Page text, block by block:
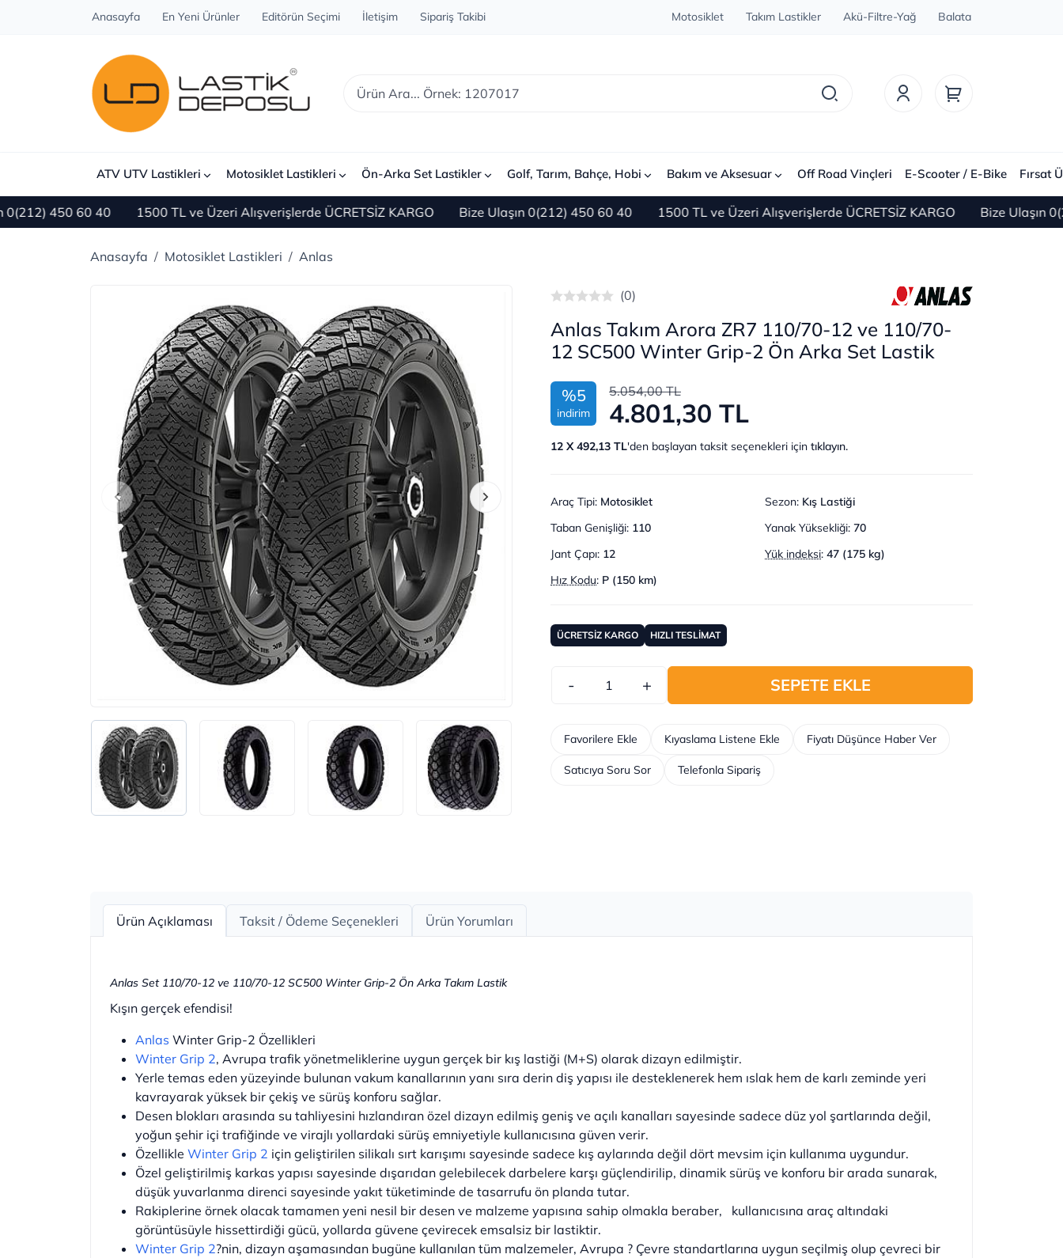
Anasayfa En Yeni Ürünler Editörün Seçimi İletişim Sipariş Takibi Motosiklet Takım Lastikler Akü-Filtre-Yağ Balata
ATV UTV Lastikleri Motosiklet Lastikleri Ön-Arka Set Lastikler Golf, Tarım, Bahçe, Hobi Bakım ve Aksesuar Off Road Vinçleri E-Scooter / E-Bike Fırsat
60 40 1500 TL ve Üzeri Alışverişlerde ÜCRETSİZ KARGO Bize Ulaşın 0(212) 450 60 40 1500 TL ve Üzeri Alışverişlerde ÜCRETSİZ KARGO Bize Ulaşın 0(212)
Anasayfa Motosiklet Lastikleri Anlas
(0)
Anlas Takım Arora ZR7 110/70-12 ve 110/70-
12 SC500 Winter Grip-2 Ön Arka Set Lastik
%5
indirim
5.054,00 TL
4.801,30 TL
12 X 492,13 TL'den başlayan taksit seçenekleri için tıklayın.
Araç Tipi: Motosiklet Sezon: Kış Lastiği
Taban Genişliği: 110 Yanak Yüksekliği: 70
Jant Çapı: 12 Yük indeksi: 47 (175 kg)
Hız Kodu: P (150 km)
ÜCRETSİZ KARGO HIZLI TESLİMAT
- + SEPETE EKLE
Telefonla Sipariş
Kıyaslama Listene Ekle
Favorilere Ekle Fiyatı Düşünce Haber Ver
Satıcıya Soru Sor
Ürün Açıklaması Taksit / Ödeme Seçenekleri Ürün Yorumları
Anlas Set 110/70-12 ve 110/70-12 SC500 Winter Grip-2 Ön Arka Takım Lastik
Kışın gerçek efendisi!
Anlas Winter Grip-2 Özellikleri
Winter Grip 2, Avrupa trafik yönetmeliklerine uygun gerçek bir kış lastiği (M+S) olarak dizayn edilmiştir.
Yerle temas eden yüzeyinde bulunan vakum kanallarının yanı sıra derin diş yapısı ile desteklenerek hem ıslak hem de karlı zeminde yeri
kavrayarak yüksek bir çekiş ve sürüş konforu sağlar.
Desen blokları arasında su tahliyesini hızlandıran özel dizayn edilmiş geniş ve açılı kanalları sayesinde sadece düz yol şartlarında değil,
yoğun şehir içi trafiğinde ve virajlı yollardaki sürüş emniyetiyle kullanıcısına güven verir.
Özellikle Winter Grip 2 için geliştirilen silikalı sırt karışımı sayesinde sadece kış aylarında değil dört mevsim için kullanıma uygundur.
Özel geliştirilmiş karkas yapısı sayesinde dışarıdan gelebilecek darbelere karşı güçlendirilip, dinamik sürüş ve konforu bir arada sunarak,
düşük yuvarlanma direnci sayesinde yakıt tüketiminde de tasarrufu ön planda tutar.
Rakiplerine örnek olacak tamamen yeni nesil bir desen ve malzeme yapısına sahip olmakla beraber, kullanıcısına araç altındaki
görüntüsüyle hissettirdiği gücü, yollarda güvene çevirecek emsalsiz bir lastiktir.
Winter Grip 2?nin, dizayn aşamasından bugüne kullanılan tüm malzemeler, Avrupa ? Çevre standartlarına uygun seçilmiş olup çevreci bir